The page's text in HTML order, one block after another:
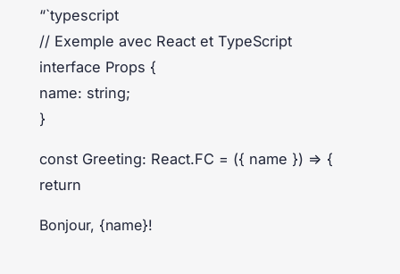
“`typescript
// Exemple avec React et TypeScript
interface Props {
name: string;
}
const Greeting: React.FC = ({ name }) => {
return
Bonjour, {name}!